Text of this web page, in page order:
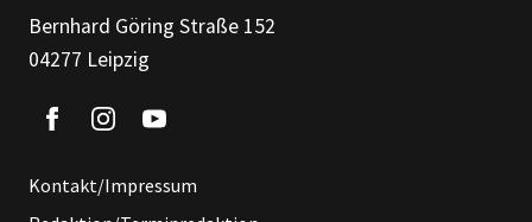
Bernhard Göring Straße 152
04277 Leipzig
Kontakt/Impressum